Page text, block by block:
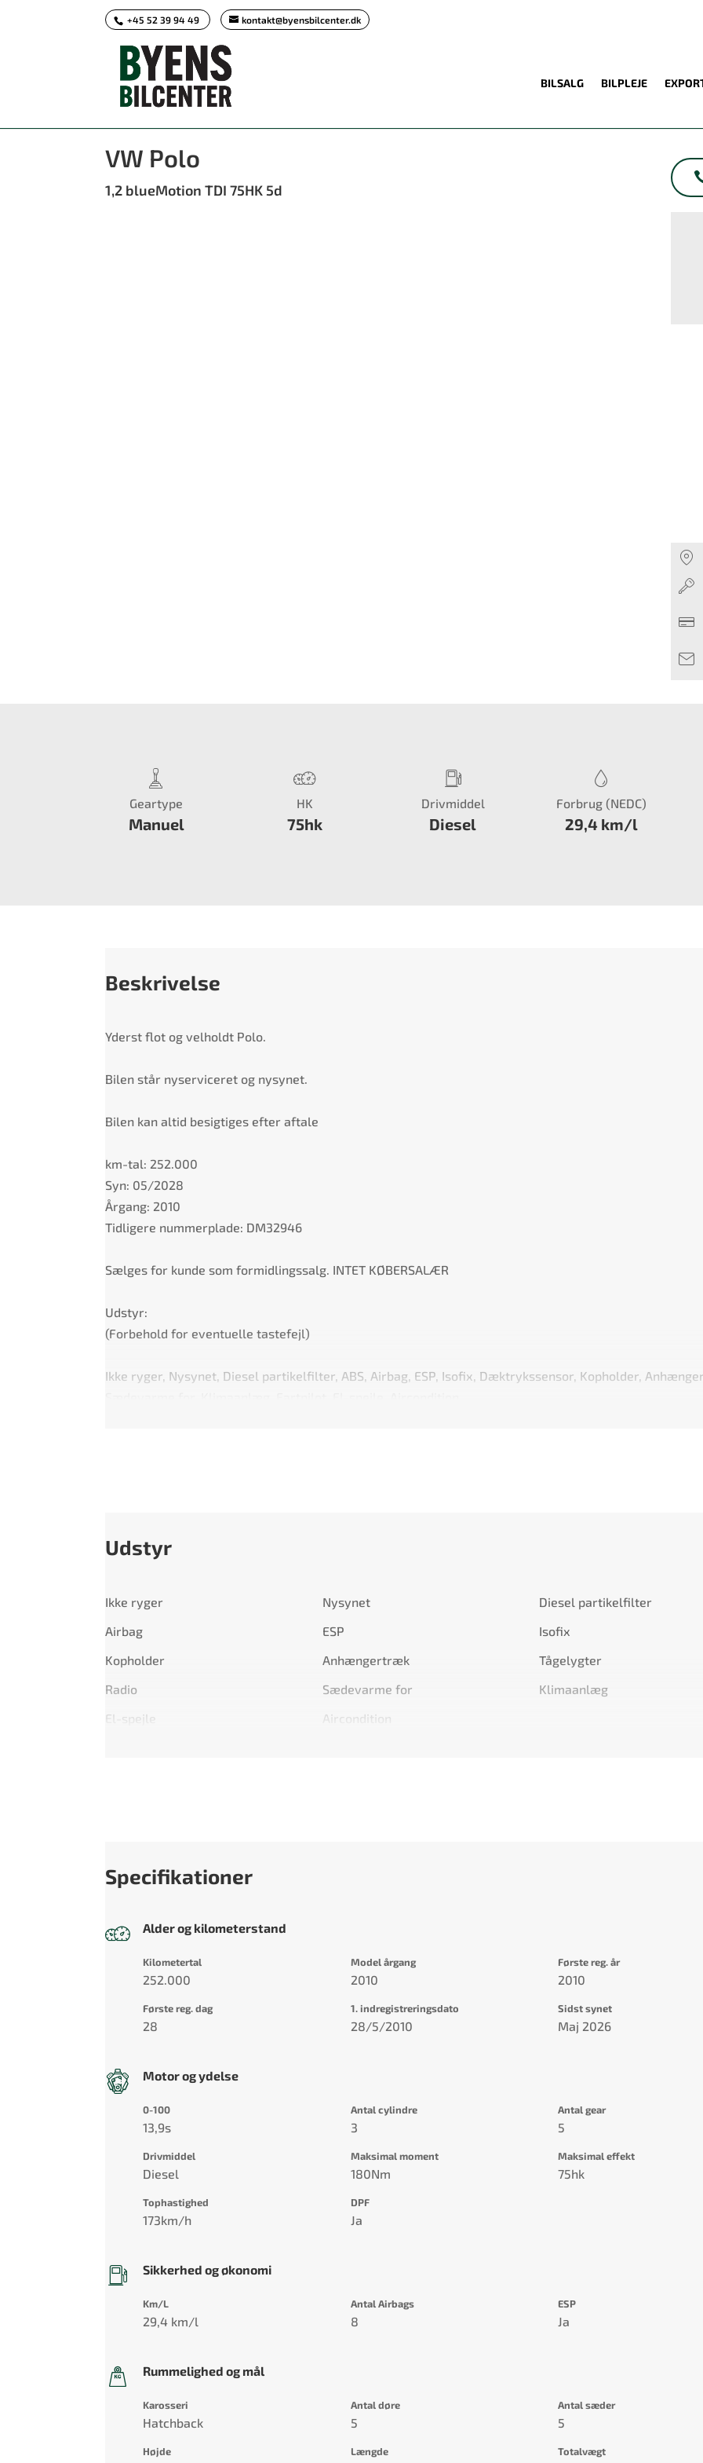
+45 52 39 94 49 kontakt@byensbilcenter.dk
BILSALG BILPLEJE
Tilbage til søgeresultat
VW Polo
1,2 blueMotion TDI 75HK 5d
Geartype
Manuel
HK
75hk
Drivmiddel
Diesel
Forbrug (NEDC)
29,4 km/l
Beskrivelse
Yderst flot og velholdt Polo.
Bilen står nyserviceret og nysynet.
Bilen kan altid besigtiges efter aftale
km-tal: 252.000
Syn: 05/2028
Årgang: 2010
Tidligere nummerplade: DM32946
Sælges for kunde som formidlingssalg. INTET KØBERSALÆR
Udstyr:
(Forbehold for eventuelle tastefejl)
Ikke ryger, Nysynet, Diesel partikelfilter, ABS, Airbag, ESP, Isofix, Dæktrykssensor, Kopholder,
Udstyr
Ikke ryger Nysynet Diesel partikelfilter
Airbag
ESP Isofix
Kopholder
Anhængertræk Tågelygter
Radio
Sædevarme for Klimaanlæg
El-spejle
Aircondition
Specifikationer
Alder og kilometerstand
Kilometertal
252.000
Model årgang
2010
Første reg. år
2010
Første reg. dag
28
1. indregistreringsdato
28/5/2010
Sidst synet
Maj 2026
Motor og ydelse
0-100
13,9s
Antal cylindre
3
Antal gear
5
Drivmiddel
Diesel
Maksimal moment
180Nm
Maksimal effekt
75hk
Tophastighed
173km/h
DPF
Ja
Sikkerhed og økonomi
Km/L
29,4 km/l
Antal Airbags
8
ESP
Ja
Rummelighed og mål
Karosseri
Hatchback
Antal døre
5
Antal sæder
5
Højde Længde Totalvægt